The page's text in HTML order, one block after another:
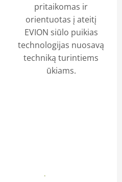
pritaikomas ir
orientuotas į ateitį
EVION siūlo puikias
technologijas nuosavą
techniką turintiems
ūkiams.
Daugiau